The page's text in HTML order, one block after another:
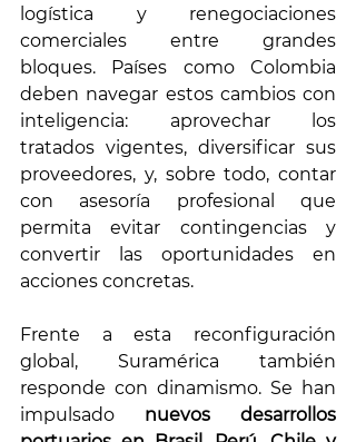
logística y renegociaciones
comerciales entre grandes
bloques. Países como Colombia
deben navegar estos cambios con
inteligencia: aprovechar los
tratados vigentes, diversificar sus
proveedores, y, sobre todo, contar
con asesoría profesional que
permita evitar contingencias y
convertir las oportunidades en
acciones concretas.
Frente a esta reconfiguración
global, Suramérica también
responde con dinamismo. Se han
impulsado nuevos desarrollos